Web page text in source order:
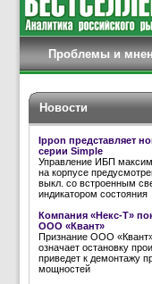
Проблемы и
Новости
Ippon представляет
серии Simple
Управление ИБП
на корпусе
выкл. со встроенным
индикатором состояния
Компания «Некс-Т»
ООО «Квант»
Признание ООО
означает остановку
приведет к демонтажу
мощностей